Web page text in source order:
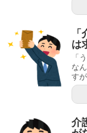
は
「
な
す
介